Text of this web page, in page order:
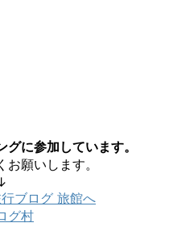
に参加しています。
願いします。
グ村